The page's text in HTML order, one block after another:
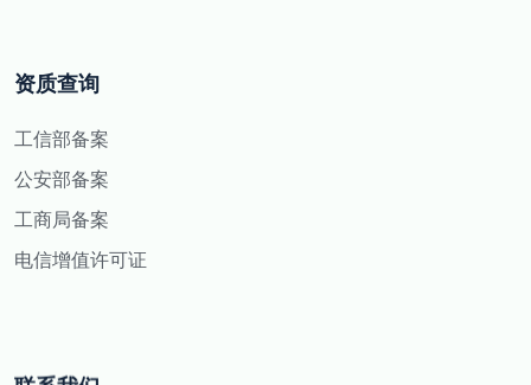
资质查询
工信部备案
公安部备案
工商局备案
电信增值许可证